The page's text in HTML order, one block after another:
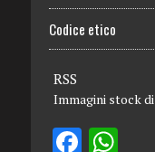
Codice etico
RSS
Immagini stock di